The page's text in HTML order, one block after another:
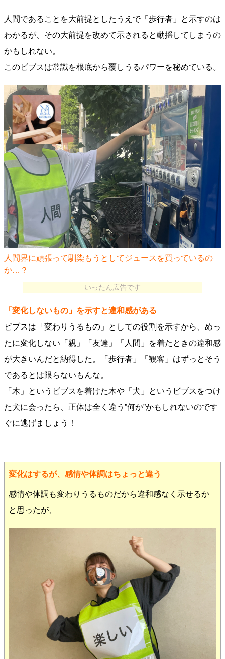
人間であることを大前提としたうえで「歩行者」と示すのは
わかるが、その大前提を改めて示されると動揺してしまうの
かもしれない。
このビブスは常識を根底から覆しうるパワーを秘めている。
人間界に頑張って馴染もうとしてジュースを買っているの
か…？
いったん広告です
「変化しないもの」を示すと違和感がある
ビブスは「変わりうるもの」としての役割を示すから、めっ
たに変化しない「親」「友達」「人間」を着たときの違和感
が大きいんだと納得した。「歩行者」「観客」はずっとそう
であるとは限らないもんな。
「木」というビブスを着けた木や「犬」というビブスをつけ
た犬に会ったら、正体は全く違う”何か”かもしれないのです
ぐに逃げましょう！
変化はするが、感情や体調はちょっと違う
感情や体調も変わりうるものだから違和感なく示せるか
と思ったが、